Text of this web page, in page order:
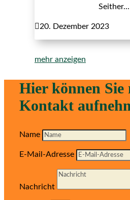
Seither...
20. Dezember 2023
mehr anzeigen
Hier können Sie
Kontakt
Name
E-Mail-Adresse
Nachricht